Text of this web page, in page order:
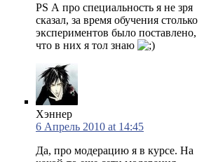
PS А про специальность я не зря
сказал, за время обучения столько
экспериментов было поставлено,
что в них я тол знаю
Хэннер
6 Апрель 2010 at 14:45
Да, про модерацию я в курсе. На